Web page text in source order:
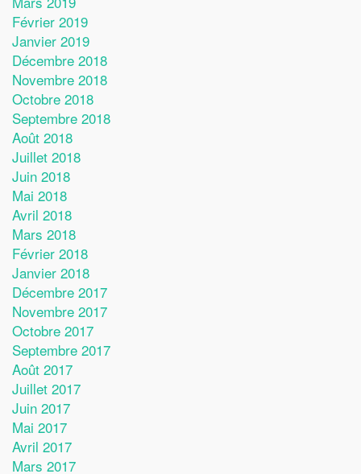
Février 2019
Janvier 2019
Décembre 2018
Novembre 2018
Octobre 2018
Septembre 2018
Août 2018
Juillet 2018
Juin 2018
Mai 2018
Avril 2018
Mars 2018
Février 2018
Janvier 2018
Décembre 2017
Novembre 2017
Octobre 2017
Septembre 2017
Août 2017
Juillet 2017
Juin 2017
Mai 2017
Avril 2017
Mars 2017